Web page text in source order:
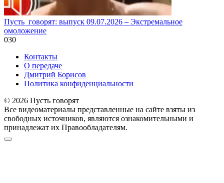
Пусть_говорят: выпуск 09.07.2026 – Экстремальное
омоложение
030
Контакты
О передаче
Дмитрий Борисов
Политика конфиденциальности
© 2026 Пусть говорят
Все видеоматериалы представленные на сайте взяты из
свободных источников, являются ознакомительными и
принадлежат их Правообладателям.